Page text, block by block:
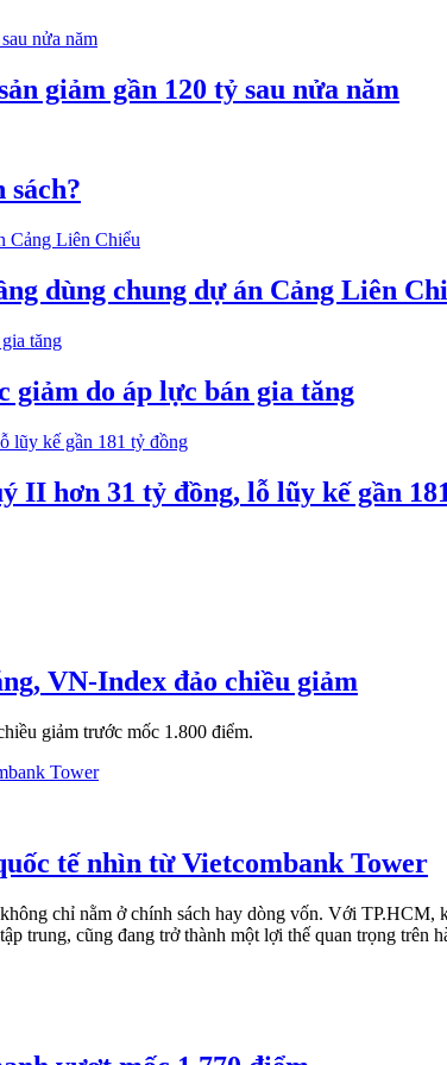
giảm gần 120 tỷ sau nửa năm
sách?
dùng chung dự án Cảng Liên
giảm do áp lực bán gia tăng
II hơn 31 tỷ đồng, lỗ lũy kế gần
VN-Index đảo chiều giảm
giảm trước mốc 1.800 điểm.
tế nhìn từ Vietcombank Tower
chỉ nằm ở chính sách hay dòng vốn. Với
trung, cũng đang trở thành một lợi thế quan trọng trên